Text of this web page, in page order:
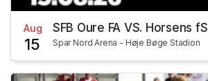
Aug
15
SFB Oure FA VS. Horsens fS
Spar Nord Arena - Høje Bøge Stadion